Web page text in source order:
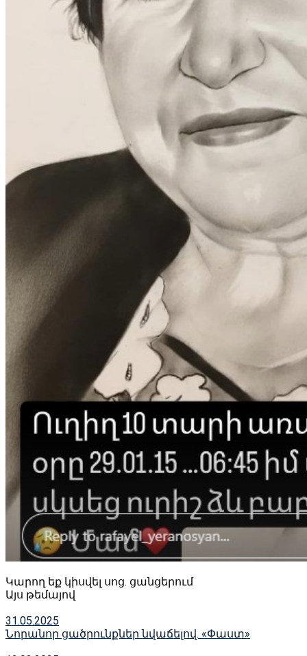
Կարող եք կիսվել սոց․ ցանցերում
Այս թեմայով
31.05.2025
Նորանոր ցածրունքներ նվաճելով. «Փաստ»